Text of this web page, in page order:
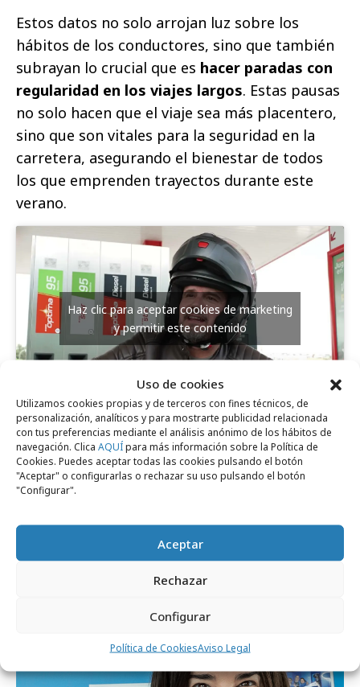
Uso de cookies
Utilizamos cookies propias y de terceros con fines técnicos, de
personalización, analíticos y para mostrarte publicidad relacionada
con tus preferencias mediante el análisis anónimo de los hábitos de
navegación. Clica AQUÍpara más información sobre la Política de
Cookies. Puedes aceptar todas las cookies pulsando el botón
"Aceptar" o configurarlas o rechazar su uso pulsando el botón
"Configurar".
Aceptar
Rechazar
Configurar
Política de CookiesAviso Legal
Estos datos no solo arrojan luz sobre los
hábitos de los conductores, sino que también
subrayan lo crucial que es hacer paradas con
regularidad en los viajes largos. Estas pausas
no solo hacen que el viaje sea más placentero,
sino que son vitales para la seguridad en la
carretera, asegurando el bienestar de todos
los que emprenden trayectos durante este
verano.
Haz clic para aceptar cookies de marketing
y permitir este contenido
Comparte
Noticias Relacionadas